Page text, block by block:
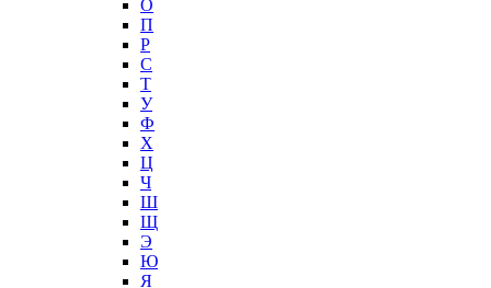
О
П
Р
С
Т
У
Ф
Х
Ц
Ч
Ш
Щ
Э
Ю
Я